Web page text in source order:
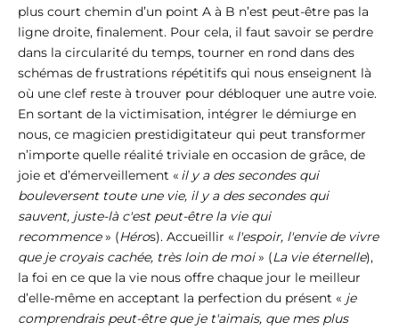
plus court chemin d’un point A à B n’est peut-être pas la
ligne droite, finalement. Pour cela, il faut savoir se perdre
dans la circularité du temps, tourner en rond dans des
schémas de frustrations répétitifs qui nous enseignent là
où une clef reste à trouver pour débloquer une autre voie.
En sortant de la victimisation, intégrer le démiurge en
nous, ce magicien prestidigitateur qui peut transformer
n’importe quelle réalité triviale en occasion de grâce, de
joie et d’émerveillement « il y a des secondes qui
bouleversent toute une vie, il y a des secondes qui
sauvent, juste-là c'est peut-être la vie qui
recommence» (Héros). Accueillir « l'espoir, l'envie de vivre
que je croyais cachée, très loin de moi» (La vie éternelle),
la foi en ce que la vie nous offre chaque jour le meilleur
d’elle-même en acceptant la perfection du présent « je
comprendrais peut-être que je t'aimais, que mes plus